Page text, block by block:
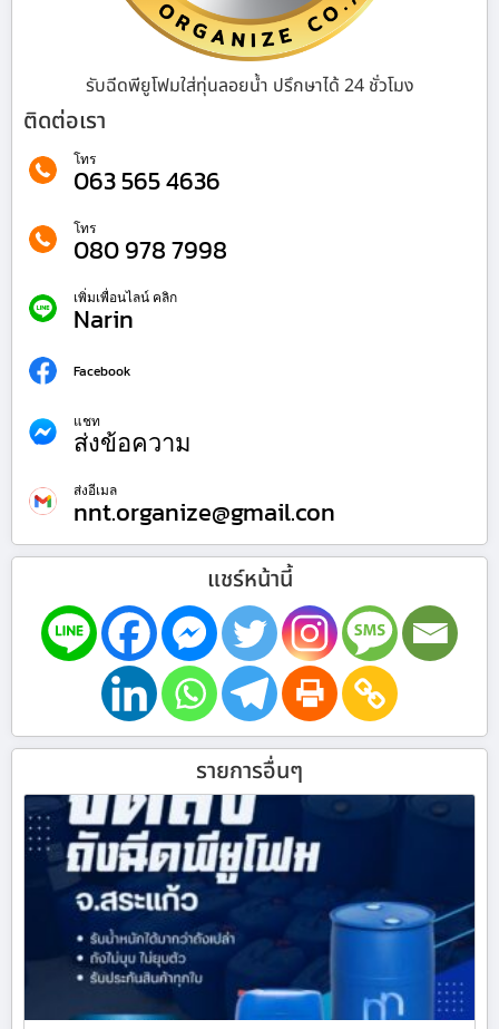
รับฉีดพียูโฟมใส่ทุ่นลอยน้ำ ปรึกษาได้ 24 ชั่วโมง
ติดต่อเรา
โทร
063 565 4636
โทร
080 978 7998
เพิ่มเพื่อนไลน์ คลิก
Narin
Facebook
แชท
ส่งข้อความ
ส่งอีเมล
nnt.organize@gmail.con
แชร์หน้านี้
รายการอื่นๆ